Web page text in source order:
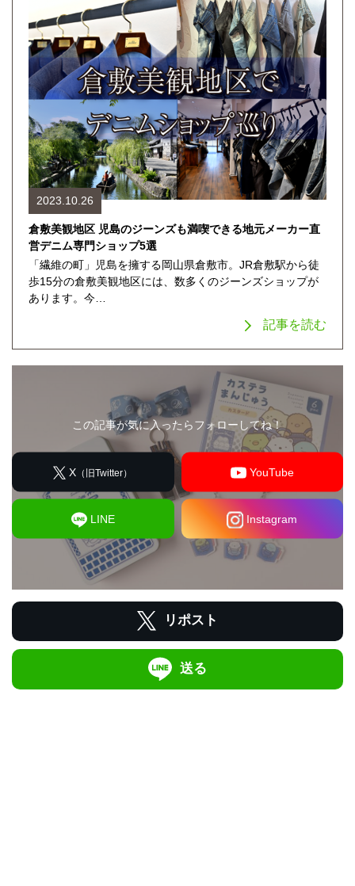
2023.10.26
倉敷美観地区 児島のジーンズも満喫できる地元メーカー直
営デニム専門ショップ5選
「繊維の町」児島を擁する岡山県倉敷市。JR倉敷駅から徒
歩15分の倉敷美観地区には、数多くのジーンズショップが
あります。今…
記事を読む
この記事が気に入ったらフォローしてね！
X （旧Twitter） YouTube
LINE Instagram
リポスト
送る